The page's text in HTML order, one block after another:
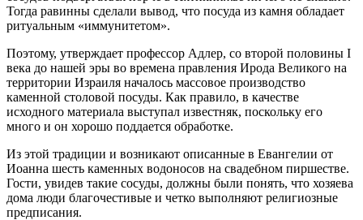
Тогда равинны сделали вывод, что посуда из камня обладает
ритуальным «иммунитетом».
Поэтому, утверждает профессор Адлер, со второй половины I
века до нашей эры во времена правления Ирода Великого на
территории Израиля началось массовое производство
каменной столовой посуды. Как правило, в качестве
исходного материала выступал известняк, поскольку его
много и он хорошо поддается обработке.
Из этой традиции и возникают описанные в Евангелии от
Иоанна шесть каменных водоносов на свадебном пиршестве.
Гости, увидев такие сосуды, должны были понять, что хозяева
дома люди благочестивые и четко выполняют религиозные
предписания.